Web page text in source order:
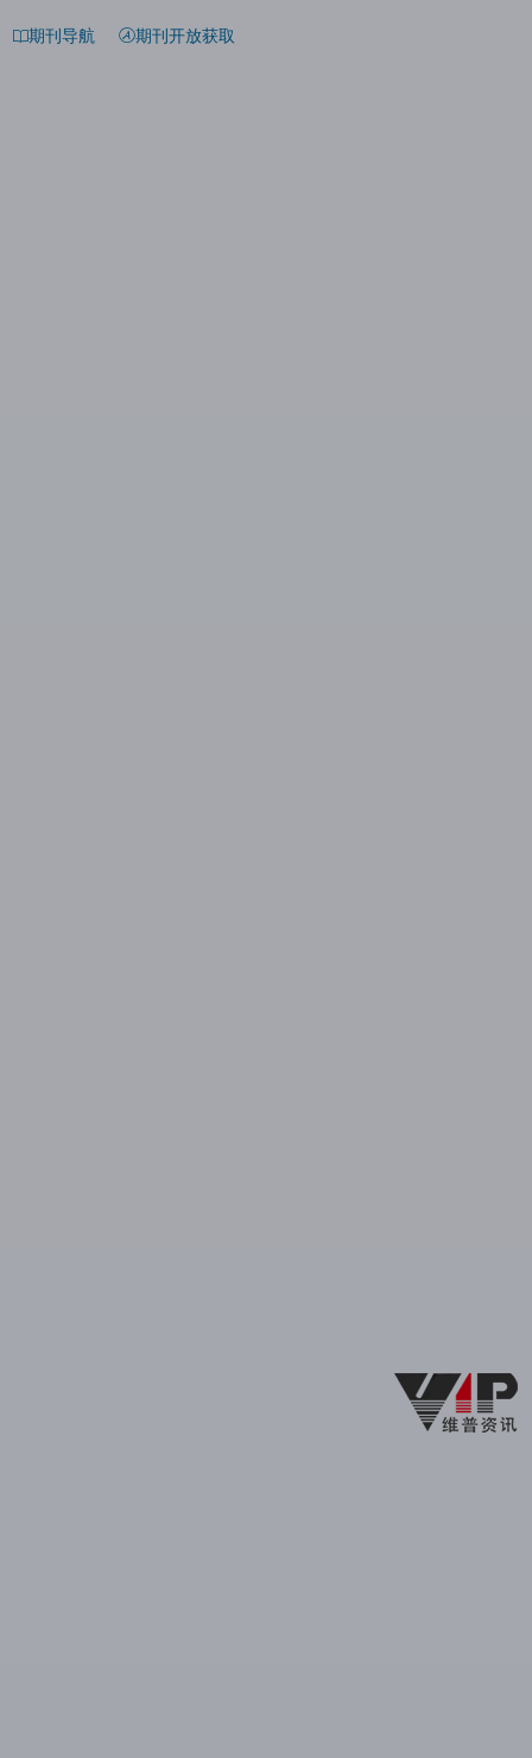
期刊导航 期刊开放获取